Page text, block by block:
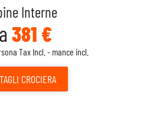
Interne
381 €
Tax Incl. - mance incl.
CROCIERA